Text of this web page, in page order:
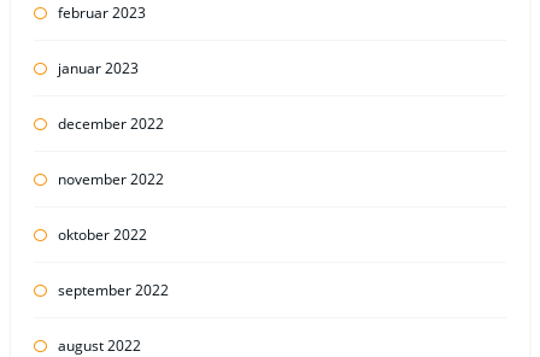
februar 2023
januar 2023
december 2022
november 2022
oktober 2022
september 2022
august 2022